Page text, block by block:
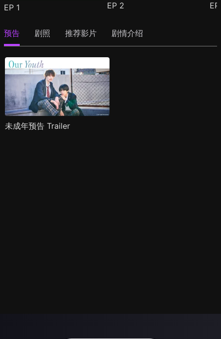
EP 1 EP 2
预告 剧照 推荐影片 剧情介绍
未成年预告 Trailer